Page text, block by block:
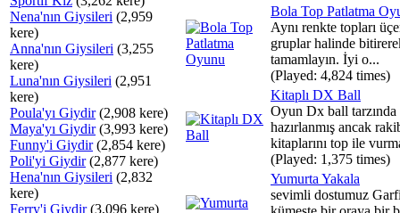
Nena'nın Giysileri (2,959
kere)
Anna'nın Giysileri (3,255
kere)
Luna'nın Giysileri (2,951
kere)
Poula'yı Giydir(2,908 kere)
Maya'yı Giydir(3,993 kere)
Funny'i Giydir(2,854 kere)
Poli'yi Giydir(2,877 kere)
Hena'nın Giysileri (2,832
kere)
Ferry'i Giydir(3,096 kere)
Bola Top Patlatma
Aynı renkte topları
gruplar halinde
tamamlayın. İyi o...
(Played: 4,824 times)
Kitaplı DX Ball
Oyun Dx ball tarzında
hazırlanmış ancak
kitaplarını top ile
(Played: 1,375 times)
Yumurta Yakala
sevimli dostumuz